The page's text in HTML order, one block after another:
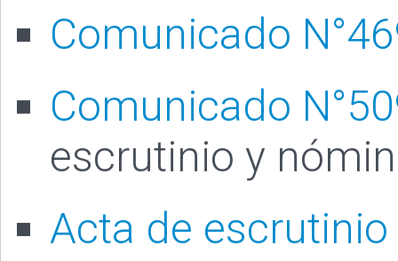
Comunicado
Comunicado
escrutinio y
Acta de escrutinio